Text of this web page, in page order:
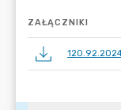
ZAŁĄCZNIKI